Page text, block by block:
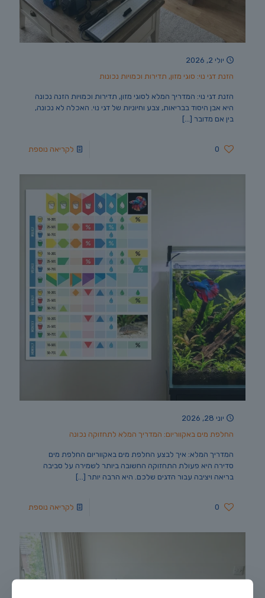
יולי 2, 2026
הזנת דגי נוי: סוגי מזון, תדירות וכמויות נכונות
הזנת דגי נוי: המדריך המלא לסוגי מזון, תדירות וכמויות הזנה נכונה
היא אבן היסוד בבריאות, צבע וחיוניות של דגי נוי. האכלה לא נכונה,
בין אם מדובר […]
0 לקריאה נוספת
יוני 28, 2026
החלפת מים באקווריום: המדריך המלא לתחזוקה נכונה
המדריך המלא: איך לבצע החלפת מים באקווריום החלפת מים
סדירה היא פעולת התחזוקה החשובה ביותר לשמירה על סביבה
בריאה ויציבה עבור הדגים שלכם. היא הרבה יותר […]
0 לקריאה נוספת